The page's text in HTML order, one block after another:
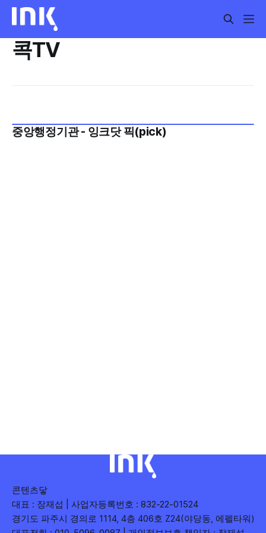
콕TV
중앙행정기관 - 잉크닷 픽(pick)
콘텐츠닿
대표 : 장재섭 | 사업자등록번호 : 832-22-01524
경기도 파주시 경의로 1114, 4층 406호 Z24(야당동, 에펠타워)